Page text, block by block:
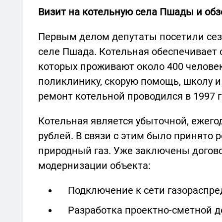
Визит на котельную села Пшады и
Первым делом депутаты посетили
селе Пшада. Котельная
которых проживают около 400
поликлинику, скорую помощь, школу
ремонт котельной проводился в 1997
Котельная является убыточной,
рублей. В связи с этим было принято
природный газ. Уже заключены
модернизации объекта:
Подключение к сети
Разработка проектно-сметной